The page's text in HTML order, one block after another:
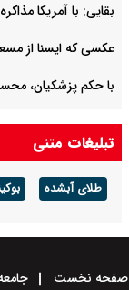
بقایی: با آمریکا
عکسی که ایسنا از
با حکم پزشکیان،
عراقچی در وزارت
تبلیغات متنی
طلای آبشده
صفحه نخست